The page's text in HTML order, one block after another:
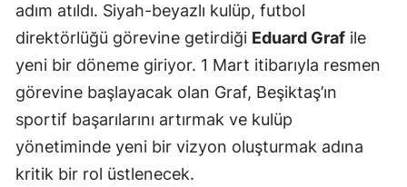
adım atıldı. Siyah-beyazlı kulüp, futbol
direktörlüğü görevine getirdiği Eduard Graf ile
yeni bir döneme giriyor. 1 Mart itibarıyla resmen
görevine başlayacak olan Graf, Beşiktaş’ın
sportif başarılarını artırmak ve kulüp
yönetiminde yeni bir vizyon oluşturmak adına
kritik bir rol üstlenecek.